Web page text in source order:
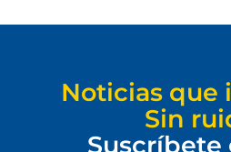
Noticias que
Sin
Suscríbete